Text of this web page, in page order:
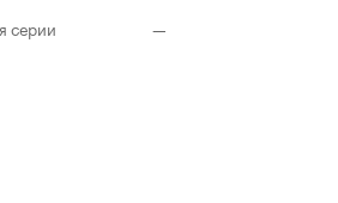
серии
—